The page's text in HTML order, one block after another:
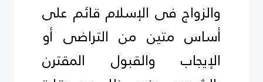
والزواج فى الإسلام قائم على
أساس متين من التراضى أو
الإيجاب والقبول المقترن